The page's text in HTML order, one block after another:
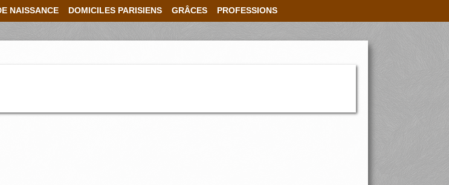
NAISSANCE DOMICILES PARISIENS GRÂCES PROFESSIONS